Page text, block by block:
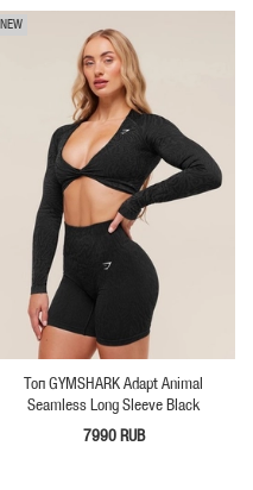
NEW
Топ GYMSHARK Adapt Animal
Seamless Long Sleeve Black
7990 RUB